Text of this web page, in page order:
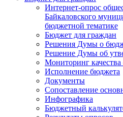
Интернет-опрос
Байкаловского
бюджетной тематике
Бюджет для граждан
Решения Думы о
Решение Думы об
Мониторинг
Исполнение бюджета
Документы
Сопоставление
Инфографика
Бюджетный